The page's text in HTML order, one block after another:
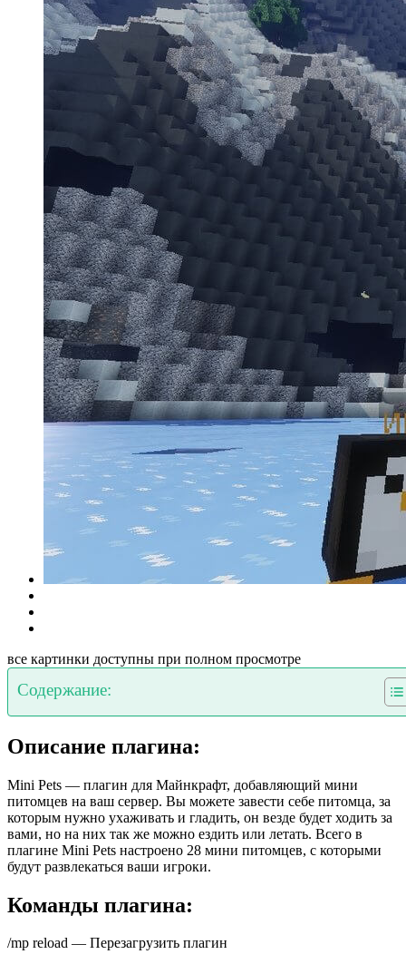
все картинки доступны при полном просмотре
Содержание:
Описание плагина:
Mini Pets — плагин для Майнкрафт, добавляющий мини
питомцев на ваш сервер. Вы можете завести себе питомца, за
которым нужно ухаживать и гладить, он везде будет ходить за
вами, но на них так же можно ездить или летать. Всего в
плагине Mini Pets настроено 28 мини питомцев, с которыми
будут развлекаться ваши игроки.
Команды плагина:
/mp reload — Перезагрузить плагин